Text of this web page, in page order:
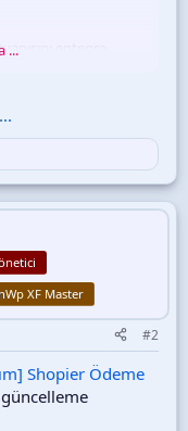
entegre
süreçlerinizi
seviyeye taşır.
...
XF Master
#2
Shopier Ödeme